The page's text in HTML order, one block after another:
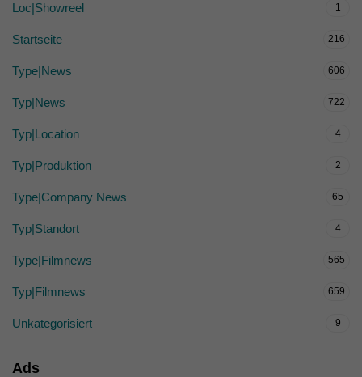
Loc|Showreel 1
Startseite 216
Type|News 606
Typ|News 722
Typ|Location 4
Typ|Produktion 2
Type|Company News 65
Typ|Standort 4
Type|Filmnews 565
Typ|Filmnews 659
Unkategorisiert 9
Ads